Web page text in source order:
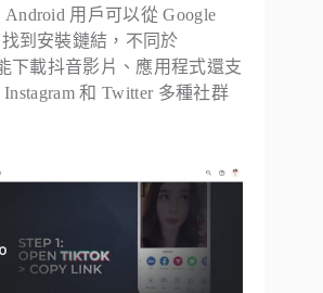
用戶可以從 Google
到安裝鏈結，不同於
下載抖音影片、應用程式還支
和 Twitter 多種社群